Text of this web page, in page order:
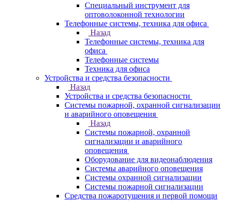
Специальный инструмент для
оптоволоконной технологии
Телефонные системы, техника для офиса
Назад
Телефонные системы, техника для
офиса
Телефонные системы
Техника для офиса
Устройства и средства безопасности
Назад
Устройства и средства безопасности
Системы пожарной, охранной сигнализации
и аварийного оповещения
Назад
Системы пожарной, охранной
сигнализации и аварийного
оповещения
Оборудование для видеонаблюдения
Системы аварийного оповещения
Системы охранной сигнализации
Системы пожарной сигнализации
Средства пожаротушения и первой помощи